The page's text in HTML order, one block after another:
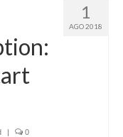
1
AGO 2018
| 0